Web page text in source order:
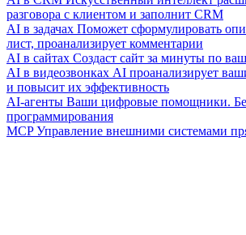
разговора с клиентом и заполнит CRM
AI в задачах Поможет сформулировать
лист, проанализирует комментарии
AI в сайтах Создаст сайт за минуты по
AI в видеозвонках AI проанализирует
и повысит их эффективность
AI-агенты Ваши цифровые помощники.
программирования
MCP Управление внешними системами